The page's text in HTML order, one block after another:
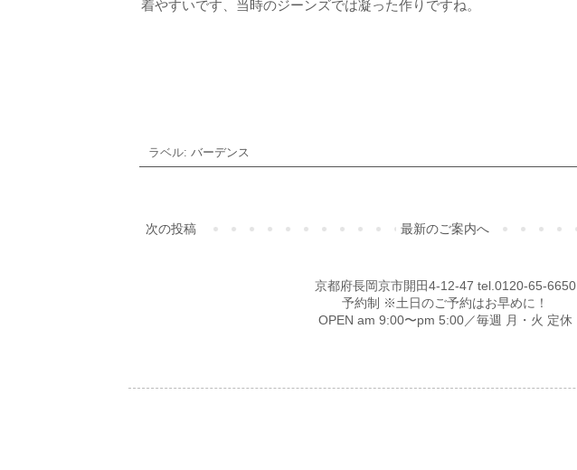
着やすいです、当時のジーンズでは凝った作りですね。
ラベル: バーデンス
次の投稿 最新のご案内へ
京都府長岡京市開田4-12-47 tel.0120-65-6650
予約制 ※土日のご予約はお早めに！
OPEN am 9:00〜pm 5:00／毎週 月・火 定休